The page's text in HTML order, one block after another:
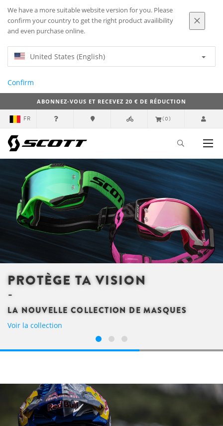
We have a more suitable website version for you. Please
confirm your country to get the right product availibility
and even purchase online.
United States (English)
Confirm
ABONNEZ-VOUS ET RECEVEZ 20 € DE RÉDUCTION
FR (0)
PROTÈGE TA VISION
LA NOUVELLE COLLECTION DE MASQUES
Voir la collection